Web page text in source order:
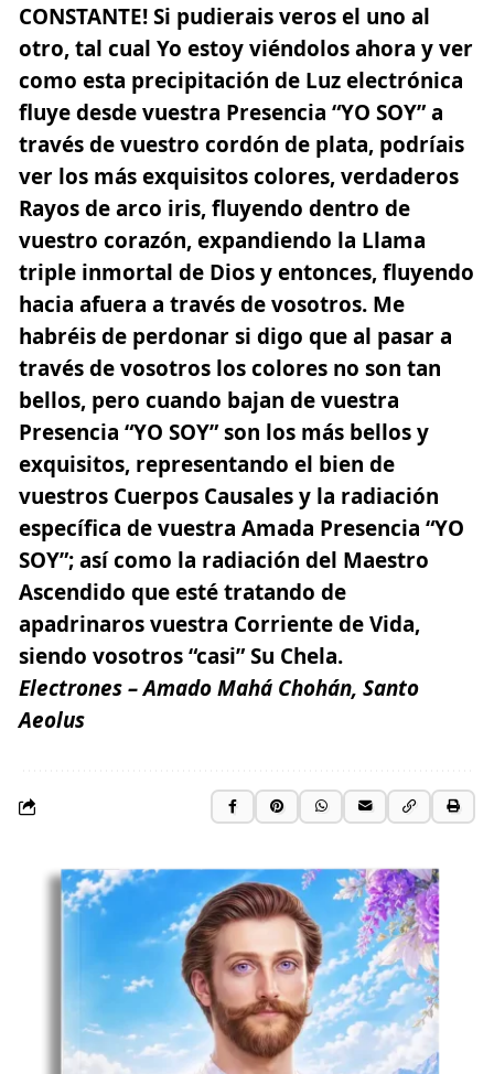
CONSTANTE! Si pudierais veros el uno al
otro, tal cual Yo estoy viéndolos ahora y ver
como esta precipitación de Luz electrónica
fluye desde vuestra Presencia “YO SOY” a
través de vuestro cordón de plata, podríais
ver los más exquisitos colores,verdaderos
Rayos de arco iris, fluyendo dentro de
vuestro corazón, expandiendo la Llama
triple inmortal de Dios y entonces, fluyendo
hacia afuera a través de vosotros. Me
habréis de perdonar si digo que al pasar a
través de vosotros los colores no son tan
bellos, pero cuando bajan de vuestra
Presencia “YO SOY” son los más bellos y
exquisitos, representando el bien de
vuestros Cuerpos Causales y la radiación
específica de vuestra Amada Presencia “YO
SOY”; así como la radiación del Maestro
Ascendido que esté tratando de
apadrinaros vuestra Corriente de Vida,
siendo vosotros “casi” Su Chela.
Electrones – Amado Mahá Chohán, Santo
Aeolus